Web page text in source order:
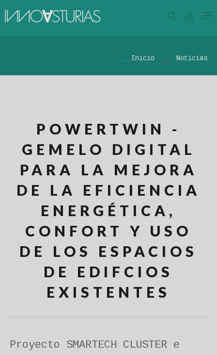
Inicio Noticias
POWERTWIN -
GEMELO DIGITAL
PARA LA MEJORA
DE LA EFICIENCIA
ENERGÉTICA,
CONFORT Y USO
DE LOS ESPACIOS
DE EDIFCIOS
EXISTENTES
Proyecto SMARTECH CLUSTER e